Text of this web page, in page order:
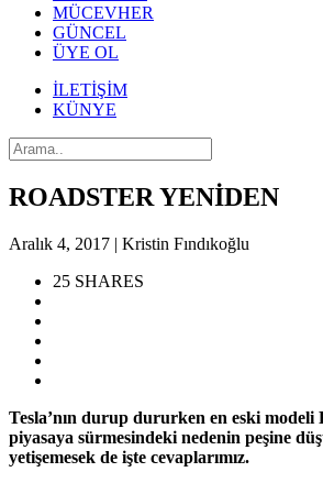
MÜCEVHER
GÜNCEL
ÜYE OL
İLETİŞİM
KÜNYE
ROADSTER YENİDEN
Aralık 4, 2017 | Kristin Fındıkoğlu
25 SHARES
Tesla’nın durup dururken en eski modeli
piyasaya sürmesindeki nedenin peşine
yetişemesek de işte cevaplarımız.